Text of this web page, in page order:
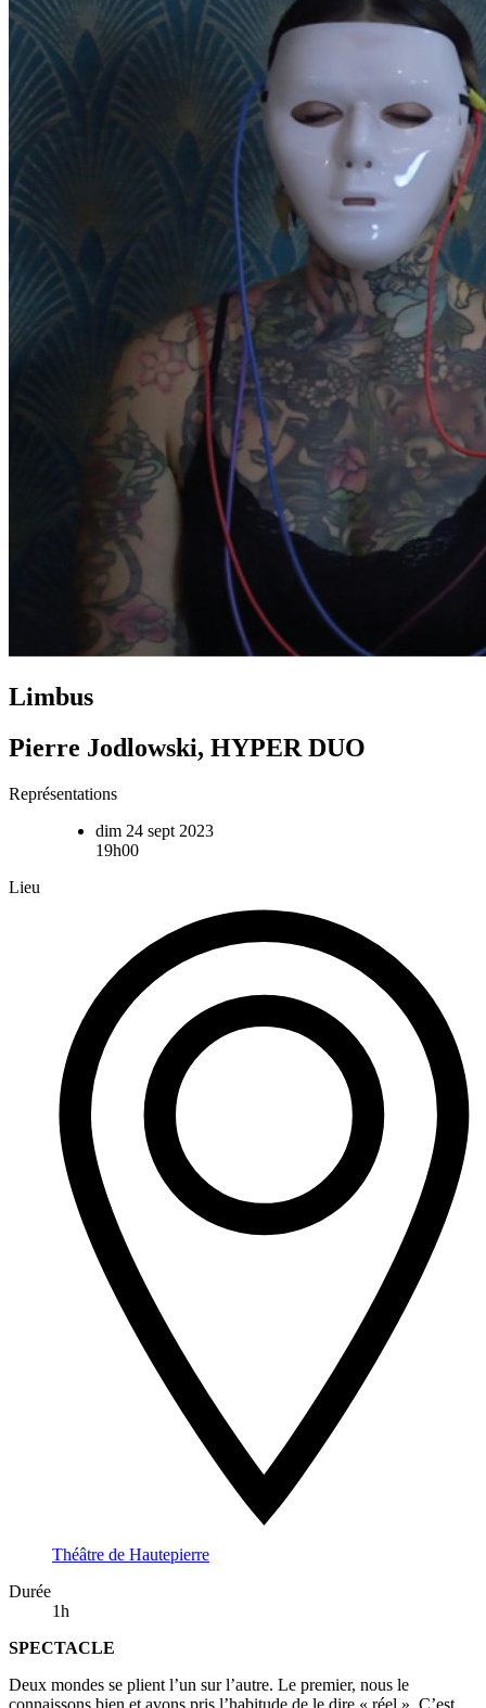
Limbus
Pierre Jodlowski, HYPER DUO
Représentations
dim 24 sept 2023
19h00
Lieu
Théâtre de Hautepierre
Durée
1h
SPECTACLE
Deux mondes se plient l’un sur l’autre. Le premier, nous le